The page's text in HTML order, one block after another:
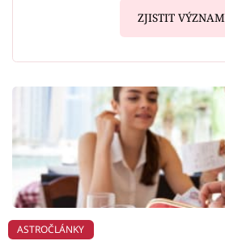
ZJISTIT VÝZNAM
ASTROČLÁNKY